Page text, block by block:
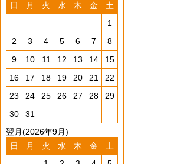
日
月 火 水 木 金
土
1
2
3 4 5 6 7
8
9
10 11 12 13 14
15
16
17 18 19 20 21
22
23
24 25 26 27 28
29
30
31
翌月(2026年9月)
日
月 火 水 木 金
土